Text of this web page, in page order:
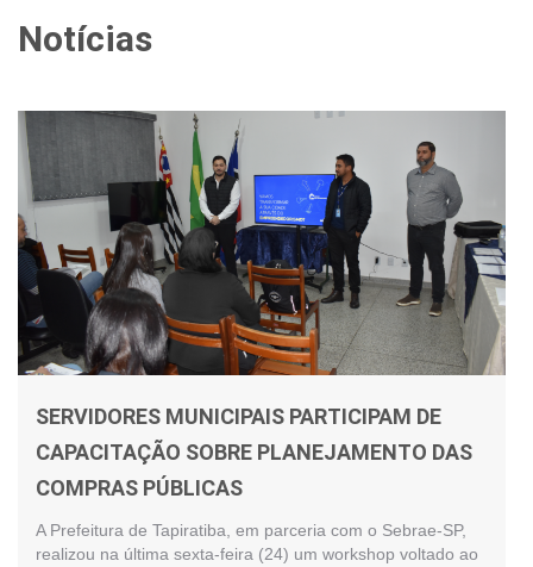
Notícias
SERVIDORES MUNICIPAIS PARTICIPAM DE
CAPACITAÇÃO SOBRE PLANEJAMENTO DAS
COMPRAS PÚBLICAS
A Prefeitura de Tapiratiba, em parceria com o Sebrae-SP,
realizou na última sexta-feira (24) um workshop voltado ao